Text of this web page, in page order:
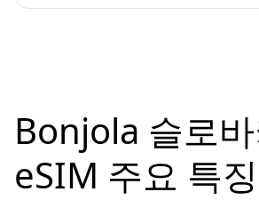
Bonjola 슬로
eSIM 주요 특징